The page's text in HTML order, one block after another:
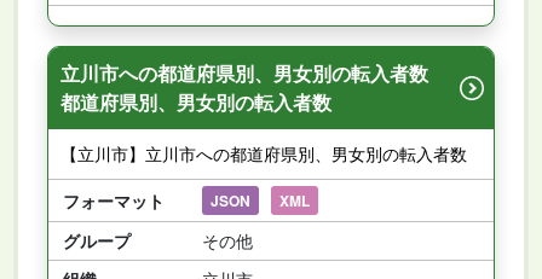
立川市への都道府県別、男女別の転入者数
都道府県別、男女別の転入者数
【立川市】立川市への都道府県別、男女別の転入者数
フォーマット
JSON XML
グループ
その他